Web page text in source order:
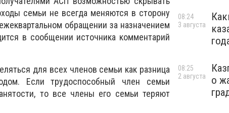
семьи не всегда меняются в сторону
обращении за назначением
в сообщении источника комментарий
для всех членов семьи как разница
Если трудоспособный член семьи
то все члены его семьи теряют
08:24
3 августа
о
08:25
2 августа